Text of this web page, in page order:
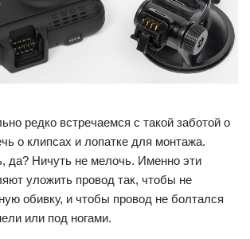
редко встречаемся с такой заботой о
о клипсах и лопатке для монтажа.
да? Ничуть не мелочь. Именно эти
уложить провод так, чтобы не
обивку, и чтобы провод не болтался
или под ногами.